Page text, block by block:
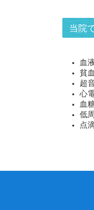
当院
血
貧
超
心
血
低
点